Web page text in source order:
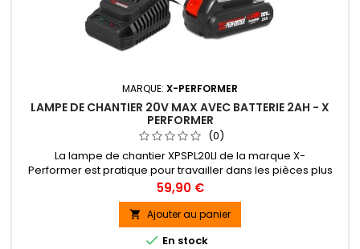
MARQUE: X-PERFORMER
LAMPE DE CHANTIER 20V MAX AVEC BATTERIE 2AH - X
PERFORMER
(0)
La lampe de chantier XPSPL20LI de la marque X-
Performer est pratique pour travailler dans les pièces plus
sombres comme le grenier, la cave, le garage...L'angle
d'inclinaison de la lampe se fait sur 9 positions
différentes(135°) et l'angle d'éclairage est réglable sur 2
positions.
Prix
59,90 €
 Ajouter au panier
 En stock